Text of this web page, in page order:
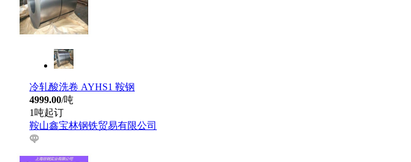
冷轧酸洗卷 AYHS1 鞍钢
4999.00/吨
1吨起订
鞍山鑫宝林钢铁贸易有限公司